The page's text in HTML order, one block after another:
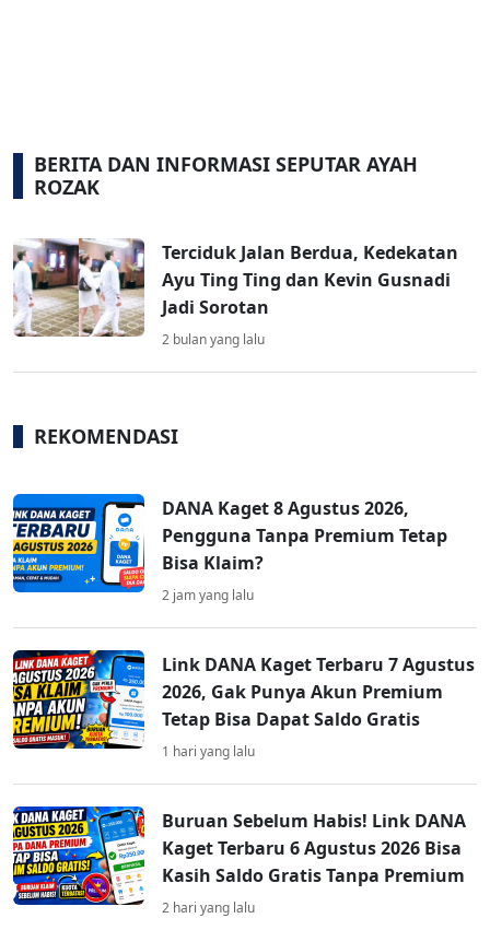
BERITA DAN INFORMASI SEPUTAR AYAH
ROZAK
Terciduk Jalan Berdua, Kedekatan
Ayu Ting Ting dan Kevin Gusnadi
Jadi Sorotan
2 bulan yang lalu
REKOMENDASI
DANA Kaget 8 Agustus 2026,
Pengguna Tanpa Premium Tetap
Bisa Klaim?
2 jam yang lalu
Link DANA Kaget Terbaru 7 Agustus
2026, Gak Punya Akun Premium
Tetap Bisa Dapat Saldo Gratis
1 hari yang lalu
Buruan Sebelum Habis! Link DANA
Kaget Terbaru 6 Agustus 2026 Bisa
Kasih Saldo Gratis Tanpa Premium
2 hari yang lalu